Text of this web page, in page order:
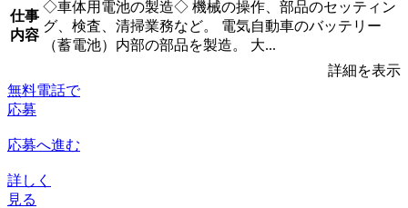
仕事
内容
◇車体用電池の製造◇ 機械の操作、部品のセッティン
グ、検査、清掃業務など。 電気自動車のバッテリー
（蓄電池）内部の部品を製造。 大...
詳細を表示
無料電話で
応募
応募へ進む
詳しく
見る